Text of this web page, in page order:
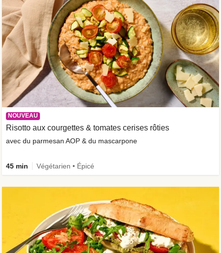
NOUVEAU
Risotto aux courgettes & tomates cerises rôties
avec du parmesan AOP & du mascarpone
45 min Végétarien • Épicé